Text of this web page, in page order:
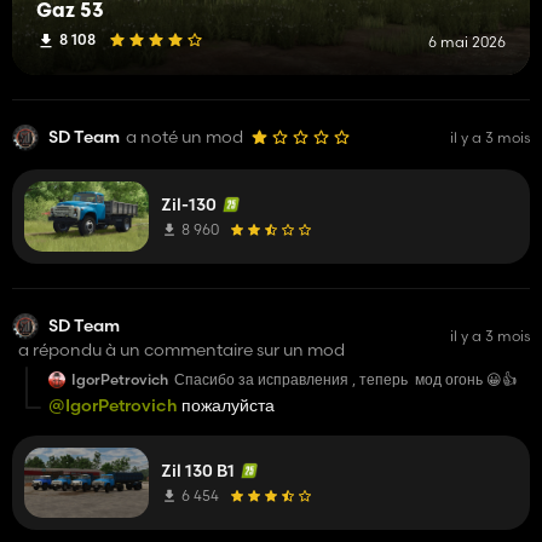
Gaz 53
8 108 6 mai 2026
SD Team a noté un mod il y a 3 mois
Zil-130
8 960
SD Team
a répondu à un commentaire sur un mod
il y a 3 mois
IgorPetrovich Спасибо за исправления , теперь мод огонь 😀👍
@IgorPetrovich пожалуйста
Zil 130 B1
6 454